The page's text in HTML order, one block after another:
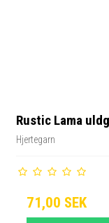
Rustic Lama
Hjertegarn
71,00 SEK